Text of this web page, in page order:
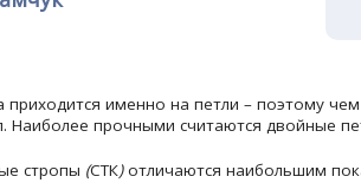
приходится именно на петли – поэтому
Наиболее прочными считаются двойные
стропы (СТК)отличаются наибольшим